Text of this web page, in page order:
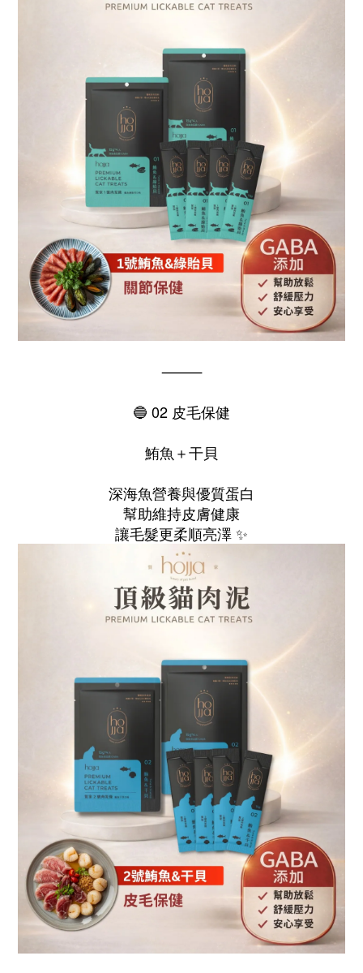
⸻
🔵 02 皮毛保健
鮪魚＋干貝
深海魚營養與優質蛋白
幫助維持皮膚健康
讓毛髮更柔順亮澤 ✨